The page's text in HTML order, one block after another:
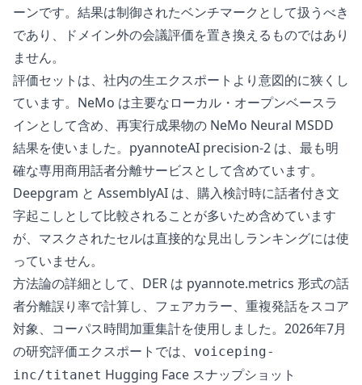
ーンです。結果は制御されたベンチマークとして扱うべき
であり、ドメイン外の会議評価を置き換えるものではあり
ません。
評価セットは、社内の生エクスポートより意図的に狭くし
ています。NeMo は主要なローカル・オープンベースラ
インとして含め、再実行成果物の NeMo Neural MSDD
結果を使いました。pyannoteAI precision-2 は、最も明
確な専用商用話者分離サービスとして含めています。
Deepgram と AssemblyAI は、購入検討時に話者付き文
字起こしとして比較されることが多いため含めています
が、マスクされたセルは直接的な見出しランキングには使
っていません。
方法論の詳細として、DER は pyannote.metrics 形式の話
者分離誤り率で計算し、フェアカラー、重複発話をスコア
対象、コーパス時間加重集計を使用しました。2026年7月
の研究評価エクスポートでは、
voiceping-
inc/titanet Hugging Face スナップショット